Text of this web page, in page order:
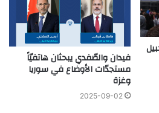
فيدان والصّفدي يبحثان هاتفيّاً
مستجدّات الأوضاع في سوريا
وغزة
2025-09-02